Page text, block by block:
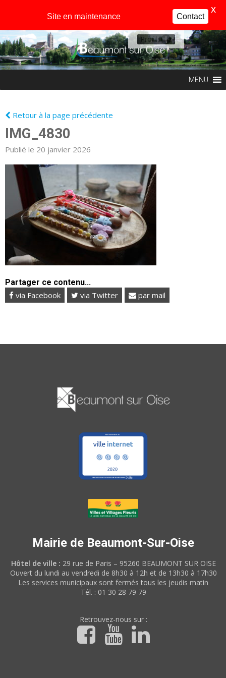
Profil
MENU
Retour à la page précédente
IMG_4830
Publié le 20 janvier 2026
Partager ce contenu...
via Facebook via Twitter par mail
Mairie de Beaumont-Sur-Oise
Hôtel de ville : 29 rue de Paris – 95260 BEAUMONT SUR OISE
Ouvert du lundi au vendredi de 8h30 à 12h et de 13h30 à 17h30
Les services municipaux sont fermés tous les jeudis matin
Tél. : 01 30 28 79 79
Retrouvez-nous sur :
Site en maintenance Contact
X